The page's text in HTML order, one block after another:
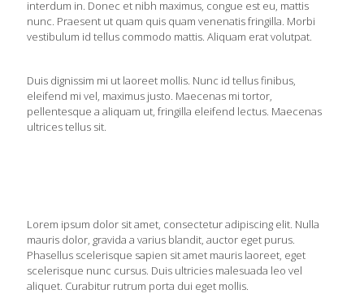
interdum in. Donec et nibh maximus, congue est eu, mattis
nunc. Praesent ut quam quis quam venenatis fringilla. Morbi
vestibulum id tellus commodo mattis. Aliquam erat volutpat.
Duis dignissim mi ut laoreet mollis. Nunc id tellus finibus,
eleifend mi vel, maximus justo. Maecenas mi tortor,
pellentesque a aliquam ut, fringilla eleifend lectus. Maecenas
ultrices tellus sit.
Lorem ipsum dolor sit amet, consectetur adipiscing elit. Nulla
mauris dolor, gravida a varius blandit, auctor eget purus.
Phasellus scelerisque sapien sit amet mauris laoreet, eget
scelerisque nunc cursus. Duis ultricies malesuada leo vel
aliquet. Curabitur rutrum porta dui eget mollis.